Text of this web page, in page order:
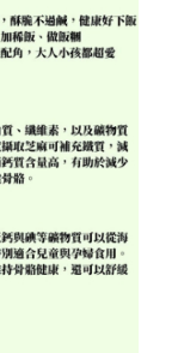
清除所有記錄